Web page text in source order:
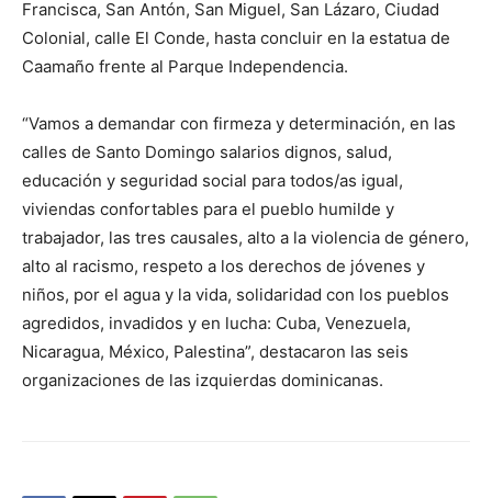
Francisca, San Antón, San Miguel, San Lázaro, Ciudad
Colonial, calle El Conde, hasta concluir en la estatua de
Caamaño frente al Parque Independencia.
“Vamos a demandar con firmeza y determinación, en las
calles de Santo Domingo salarios dignos, salud,
educación y seguridad social para todos/as igual,
viviendas confortables para el pueblo humilde y
trabajador, las tres causales, alto a la violencia de género,
alto al racismo, respeto a los derechos de jóvenes y
niños, por el agua y la vida, solidaridad con los pueblos
agredidos, invadidos y en lucha: Cuba, Venezuela,
Nicaragua, México, Palestina”, destacaron las seis
organizaciones de las izquierdas dominicanas.